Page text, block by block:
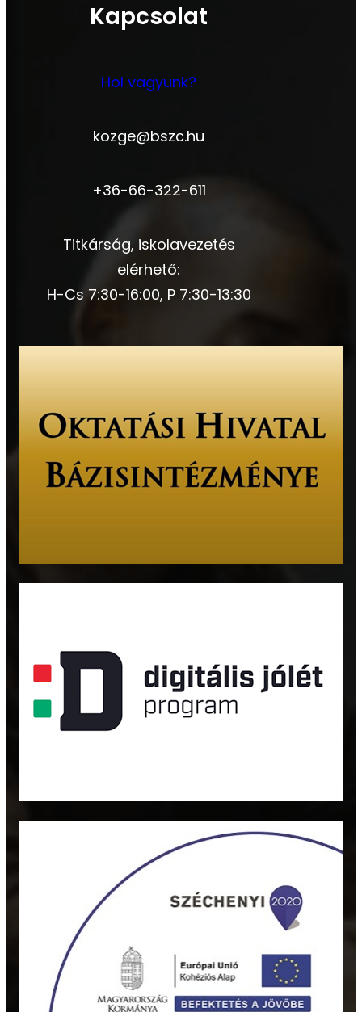
Kapcsolat
Hol vagyunk?
kozge@bszc.hu
+36-66-322-611
Titkárság, iskolavezetés
elérhető:
H-Cs 7:30-16:00, P 7:30-13:30